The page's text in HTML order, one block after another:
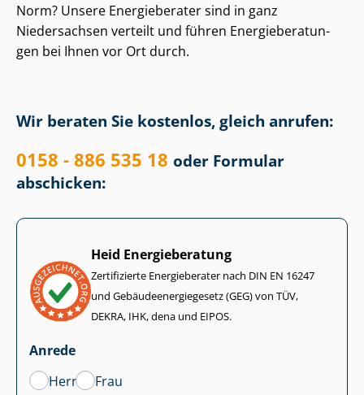
Norm? Unsere Energieberater sind in ganz
Niedersachsen verteilt und führen En­er­gie­be­ra­tun­
gen bei Ihnen vor Ort durch.
Wir beraten Sie kostenlos, gleich anrufen:
0158 - 886 535 18 oder Formular
abschicken:
Heid Energieberatung
Zertifizierte Energieberater nach DIN EN 16247
und Ge­bäu­de­en­er­gie­ge­setz (GEG) von TÜV,
DEKRA, IHK, dena und EIPOS.
Anrede
Herr
Frau